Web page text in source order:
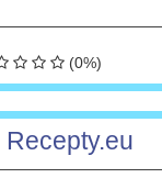
(0%)
Recepty.eu